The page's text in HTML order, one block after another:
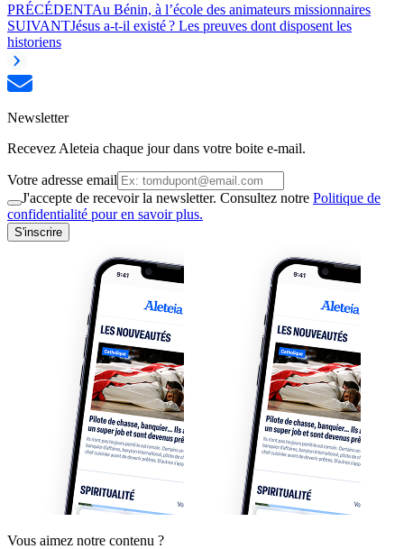
PRÉCÉDENTAu Bénin, à l’école des animateurs missionnaires
SUIVANTJésus a-t-il existé ? Les preuves dont disposent les
historiens
Newsletter
Recevez Aleteia chaque jour dans votre boite e-mail.
Votre adresse email
J'accepte de recevoir la newsletter. Consultez notre Politique de
confidentialité pour en savoir plus.
S'inscrire
Vous aimez notre contenu ?